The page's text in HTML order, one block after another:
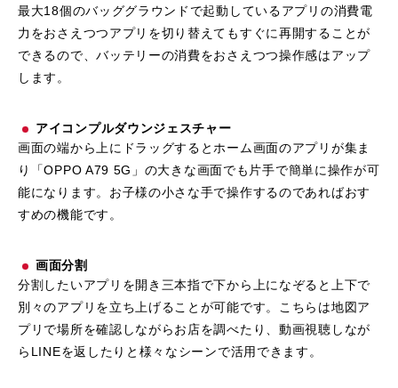
最大18個のバッググラウンドで起動しているアプリの消費電
力をおさえつつアプリを切り替えてもすぐに再開することが
できるので、バッテリーの消費をおさえつつ操作感はアップ
します。
アイコンプルダウンジェスチャー
画面の端から上にドラッグするとホーム画面のアプリが集ま
り「OPPO A79 5G」の大きな画面でも片手で簡単に操作が可
能になります。お子様の小さな手で操作するのであればおす
すめの機能です。
画面分割
分割したいアプリを開き三本指で下から上になぞると上下で
別々のアプリを立ち上げることが可能です。こちらは地図ア
プリで場所を確認しながらお店を調べたり、動画視聴しなが
らLINEを返したりと様々なシーンで活用できます。